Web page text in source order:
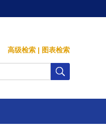
高级检索 | 图表检索